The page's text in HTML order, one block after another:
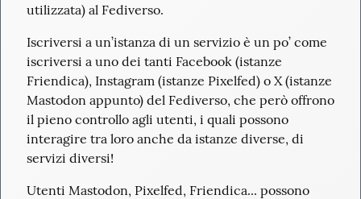
utilizzata) al Fediverso.
Iscriversi a un’istanza di un servizio è un po’ come
iscriversi a uno dei tanti Facebook (istanze
Friendica), Instagram (istanze Pixelfed) o X (istanze
Mastodon appunto) del Fediverso, che però offrono
il pieno controllo agli utenti, i quali possono
interagire tra loro anche da istanze diverse, di
servizi diversi!
Utenti Mastodon, Pixelfed, Friendica... possono